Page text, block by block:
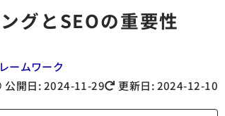
グとSEOの重要性
ームワーク
公開日:2024-11-29 更新日: 2024-12-10